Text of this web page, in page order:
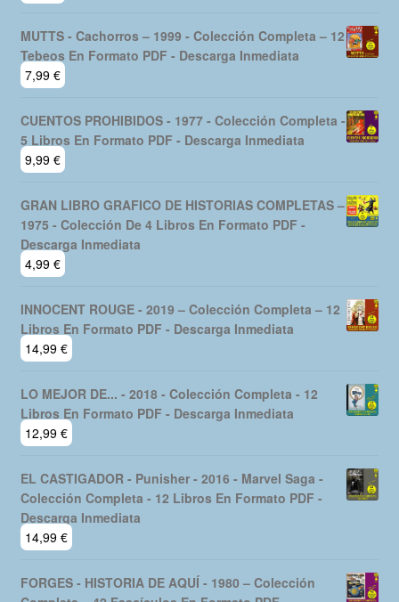
MUTTS - Cachorros – 1999 - Colección Completa – 12
Tebeos En Formato PDF - Descarga Inmediata
7,99 €
CUENTOS PROHIBIDOS - 1977 - Colección Completa -
5 Libros En Formato PDF - Descarga Inmediata
9,99 €
GRAN LIBRO GRAFICO DE HISTORIAS COMPLETAS –
1975 - Colección De 4 Libros En Formato PDF -
Descarga Inmediata
4,99 €
INNOCENT ROUGE - 2019 – Colección Completa – 12
Libros En Formato PDF - Descarga Inmediata
14,99 €
LO MEJOR DE... - 2018 - Colección Completa - 12
Libros En Formato PDF - Descarga Inmediata
12,99 €
EL CASTIGADOR - Punisher - 2016 - Marvel Saga -
Colección Completa - 12 Libros En Formato PDF -
Descarga Inmediata
14,99 €
FORGES - HISTORIA DE AQUÍ - 1980 – Colección